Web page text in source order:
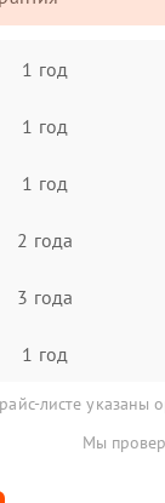
1 год
1 год
1 год
2 года
3 года
1 год
листе указаны
Мы